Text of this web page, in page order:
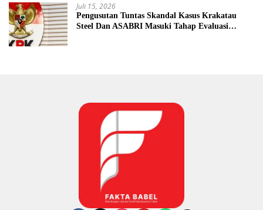
Juli 15, 2026
Pengusutan Tuntas Skandal Kasus Krakatau
Steel Dan ASABRI Masuki Tahap Evaluasi